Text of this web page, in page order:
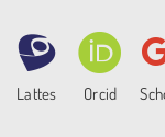
Lattes Orcid